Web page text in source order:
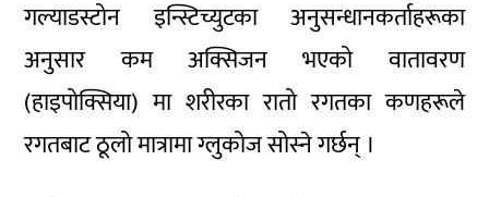
गल्याडस्टोन इन्स्टिच्युटका अनुसन्धानकर्ताहरूका
अनुसार कम अक्सिजन भएको वातावरण
(हाइपोक्सिया) मा शरीरका रातो रगतका कणहरूले
रगतबाट ठूलो मात्रामा ग्लुकोज सोस्ने गर्छन् ।